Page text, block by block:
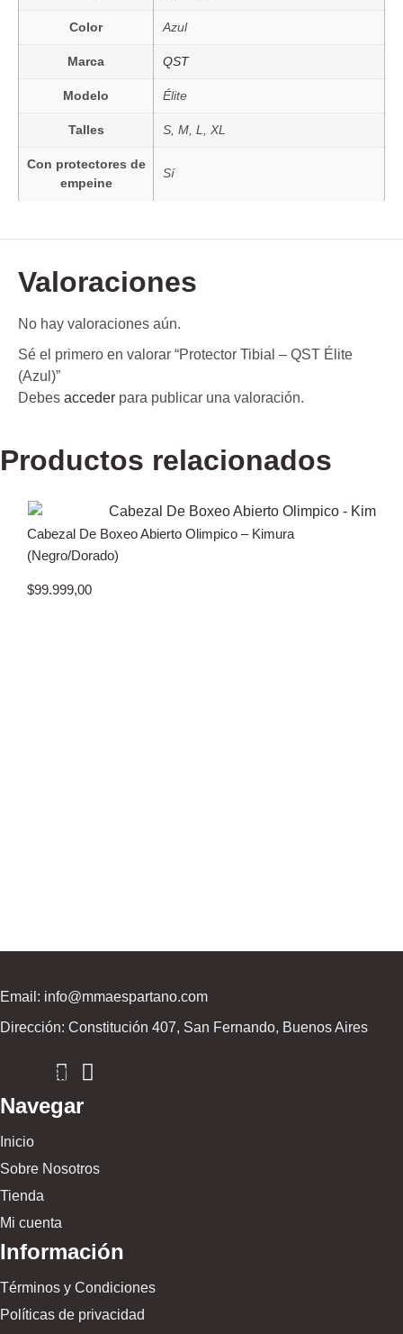
Color Azul
Marca QST
Modelo Élite
Talles S, M, L, XL
Con protectores de
empeine
Sí
Valoraciones
No hay valoraciones aún.
Sé el primero en valorar “Protector Tibial – QST Élite
(Azul)”
Debes acceder para publicar una valoración.
Productos relacionados
Cabezal De Boxeo Abierto Olimpico – Kimura
(Negro/Dorado)
$99.999,00
Email: info@mmaespartano.com
Dirección: Constitución 407, San Fernando, Buenos Aires
Navegar
Inicio
Sobre Nosotros
Tienda
Mi cuenta
Información
Términos y Condiciones
Políticas de privacidad